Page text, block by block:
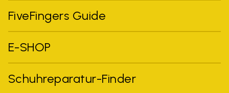
FiveFingers Guide
E-SHOP
Schuhreparatur-Finder